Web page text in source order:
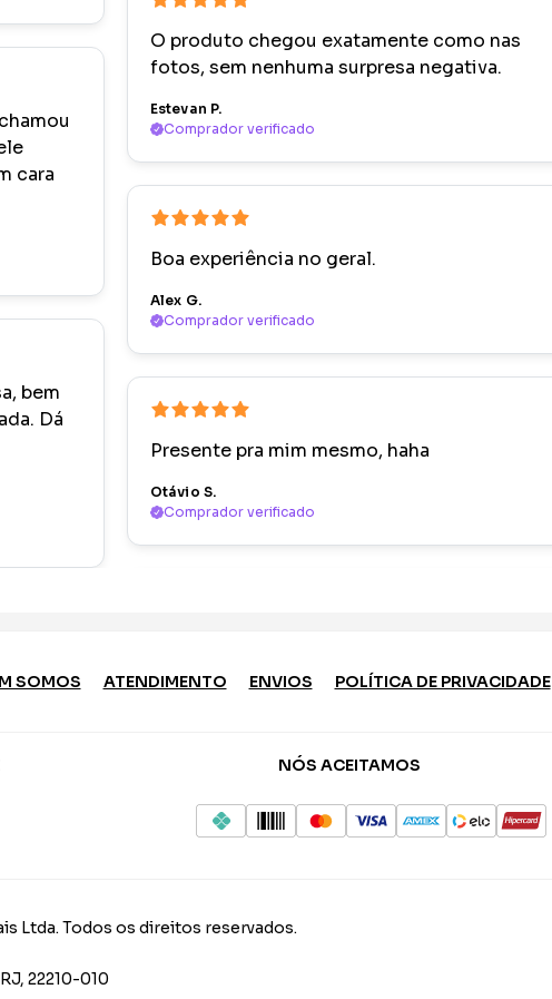
cara
bem
Dá
O produto chegou exatamente como nas
fotos, sem nenhuma surpresa negativa.
Estevan P.
Comprador verificado
Boa experiência no geral.
Alex G.
Comprador verificado
Presente pra mim mesmo, haha
Otávio S.
Comprador verificado
SOMOS ATENDIMENTO ENVIOS POLÍTICA DE PRIVACIDADE
NÓS ACEITAMOS
Ltda. Todos os direitos reservados.
22210-010